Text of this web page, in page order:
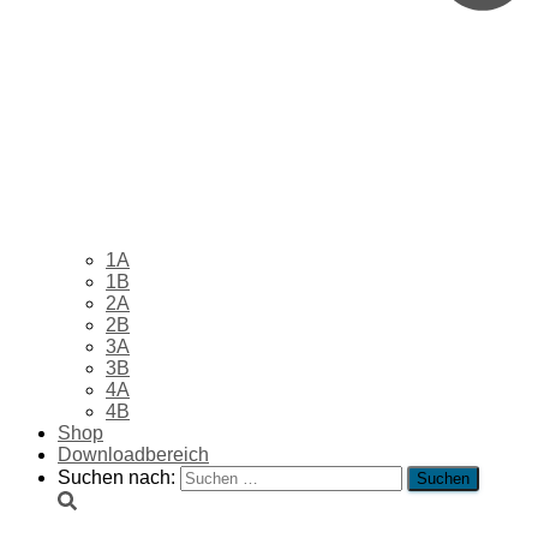
1A
1B
2A
2B
3A
3B
4A
4B
Shop
Downloadbereich
Suchen nach: